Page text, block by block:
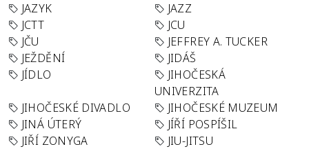
JAZYK
JAZZ
JCTT
JCU
JČU
JEFFREY A. TUCKER
JEŽDĚNÍ
JIDÁŠ
JÍDLO
JIHOČESKÁ
UNIVERZITA
JIHOČESKÉ DIVADLO
JIHOČESKÉ MUZEUM
JINÁ ÚTERÝ
JÍŘÍ POSPÍŠIL
JIŘÍ ZONYGA
JIU-JITSU